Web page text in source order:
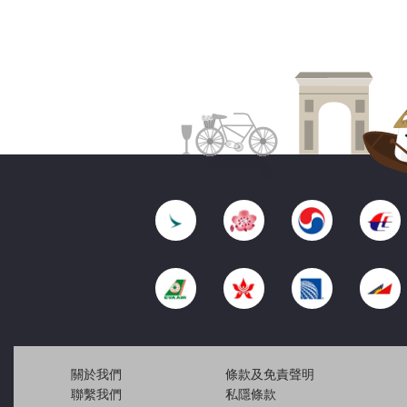
關於我們
聯繫我們
條款及免責聲明
私隱條款